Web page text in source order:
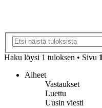
Haku löysi 1 tuloksen • Sivu 1
Aiheet
Vastaukset
Luettu
Uusin viesti